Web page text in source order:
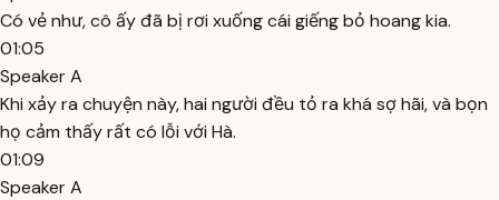
Có vẻ như, cô ấy đã bị rơi xuống cái giếng bỏ hoang kia.
01:05
Speaker A
Khi xảy ra chuyện này, hai người đều tỏ ra khá sợ hãi, và bọn
họ cảm thấy rất có lỗi với Hà.
01:09
Speaker A